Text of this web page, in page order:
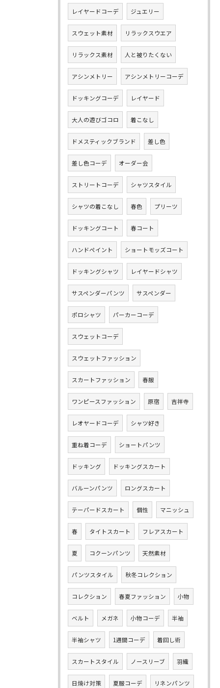
レイヤードコーデ ジュエリー
スウェット素材 リラックスウエア
リラックス素材 人と被りたくない
アシンメトリー アシンメトリーコーデ
ドッキングコーデ レイヤード
大人の遊びゴコロ 着こなし
ドメスティックブランド 差し色
差し色コーデ オーダー会
ストリートコーデ シャツスタイル
シャツの着こなし 春色 プリーツ
ドッキングコート 春コート
ハンドペイント ショートモッズコート
ドッキングシャツ レイヤードシャツ
サスペンダーパンツ サスペンダー
ポロシャツ パーカーコーデ
スウェットコーデ
スウェットファッション
スカートファッション 春服
ワンピースファッション 原宿 吉祥寺
レオヤードコーデ シャツ好き
重ね着コーデ ショートパンツ
ドッキング ドッキングスカート
バルーンパンツ ロングスカート
テーパードスカート 個性 マニッシュ
春 タイトスカート フレアスカート
夏 コクーンパンツ 天然素材
パンツスタイル 秋冬コレクション
コレクション 春夏ファッション 小物
ベルト メガネ 小物コーデ 半袖
半袖シャツ 1週間コーデ 着回し術
スカートスタイル ノースリーブ 羽織
日焼け対策 夏服コーデ リネンパンツ